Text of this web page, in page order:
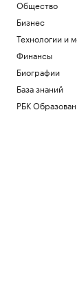
Общество
Бизнес
Технологии и
Финансы
Биографии
База знаний
РБК